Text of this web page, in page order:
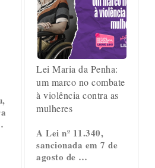
Lei Maria da Penha:
um marco no combate
à violência contra as
mulheres
A Lei nº 11.340,
sancionada em 7 de
agosto de …